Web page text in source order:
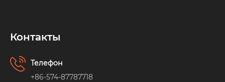
Контакты
Телефон
+86-574-87787718